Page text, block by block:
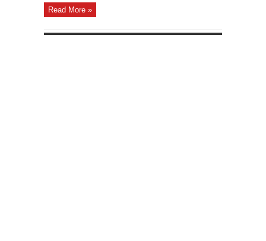
Read More »